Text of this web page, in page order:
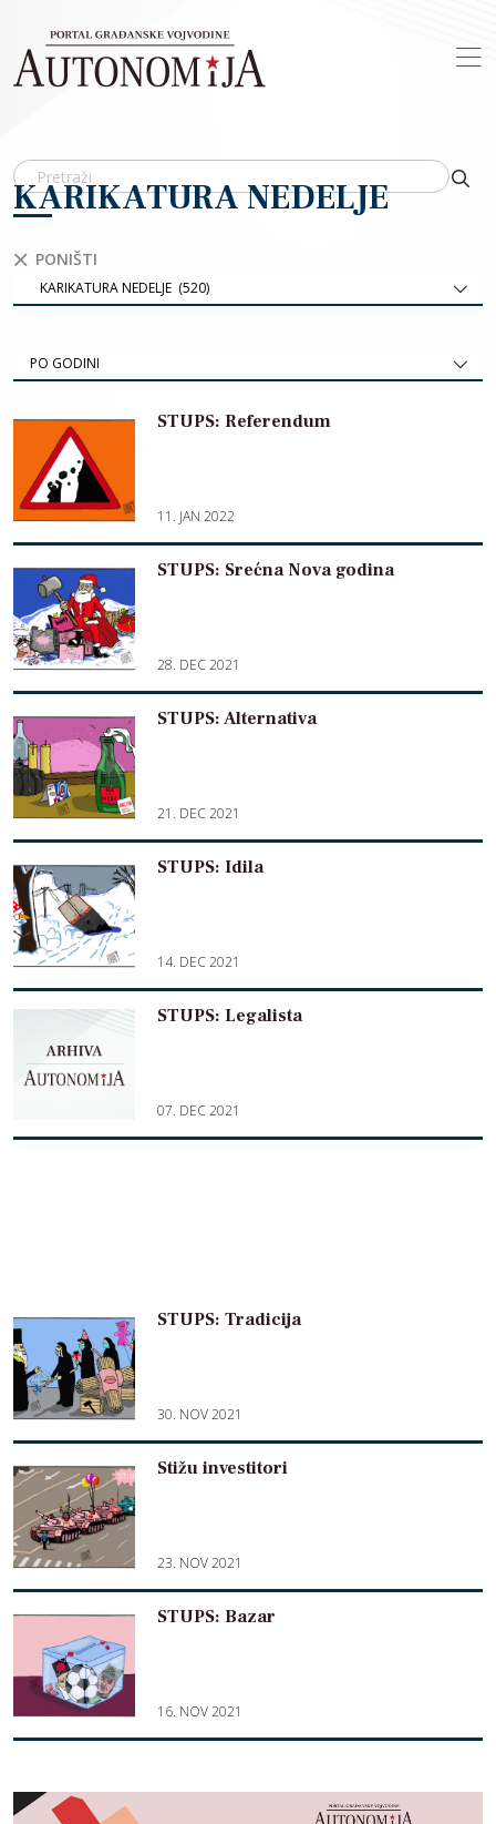
KARIKATURA NEDELJE
PONIŠTI
KARIKATURA NEDELJE (520)
PO GODINI
STUPS: Referendum
11. JAN 2022
STUPS: Srećna Nova godina
28. DEC 2021
STUPS: Alternativa
21. DEC 2021
STUPS: Idila
14. DEC 2021
STUPS: Legalista
07. DEC 2021
STUPS: Tradicija
30. NOV 2021
Stižu investitori
23. NOV 2021
STUPS: Bazar
16. NOV 2021